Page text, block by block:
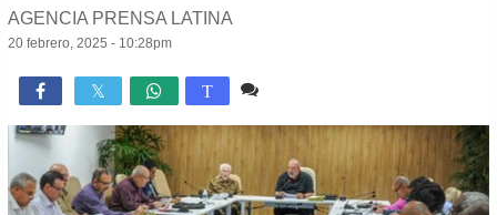
AGENCIA PRENSA LATINA
20 febrero, 2025 - 10:28pm
 T